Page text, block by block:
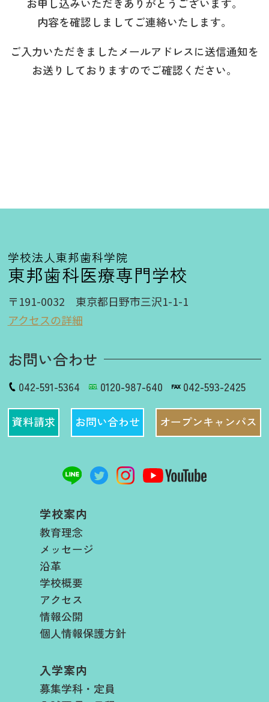
お申し込みいただきありがとうございます。
内容を確認しましてご連絡いたします。
ご入力いただきましたメールアドレスに送信通知を
お送りしておりますのでご確認ください。
学校法人東邦歯科学院
東邦歯科医療専門学校
〒191-0032 東京都日野市三沢1-1-1
アクセスの詳細
お問い合わせ
042-591-5364 0120-987-640 042-593-2425
資料請求 お問い合わせ オープンキャンパス
学校案内
教育理念
メッセージ
沿革
学校概要
アクセス
情報公開
個人情報保護方針
入学案内
募集学科・定員